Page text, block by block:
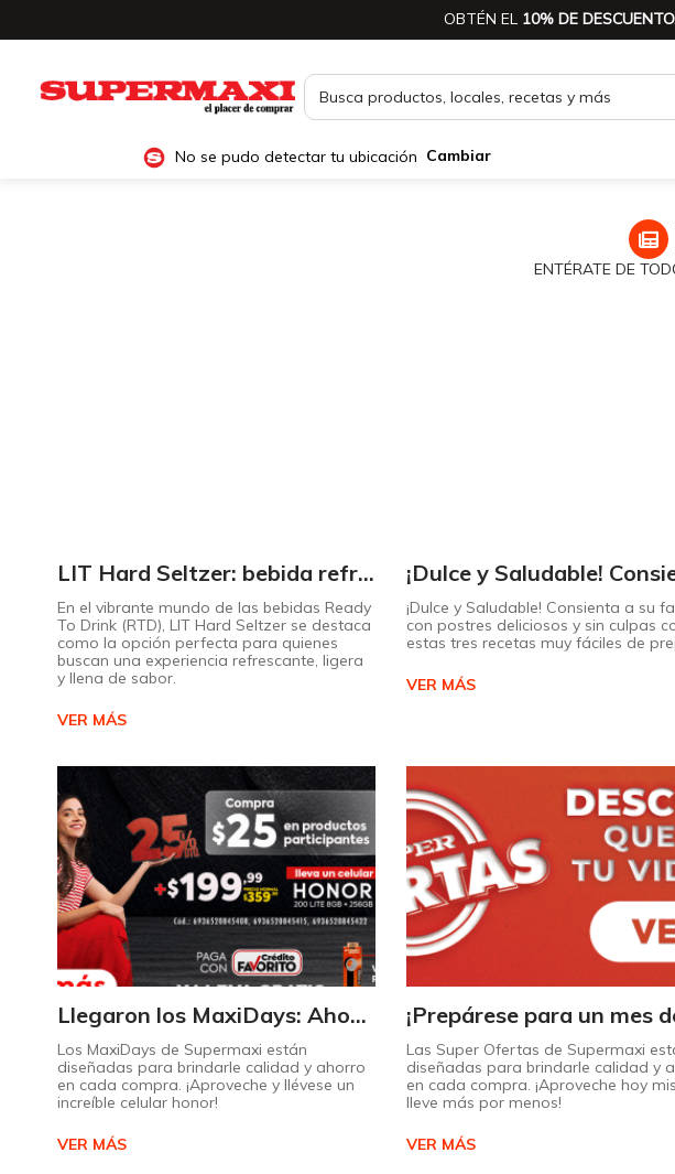
OBTÉN EL 10% DE
No se pudo detectar tu ubicación Cambiar
ENTÉRATE DE
LIT Hard Seltzer: bebida refrescante y ligera para disfrutar de este verano
En el vibrante mundo de las bebidas Ready
To Drink (RTD), LIT Hard Seltzer se destaca
como la opción perfecta para quienes
buscan una experiencia refrescante, ligera
y llena de sabor.
VER MÁS
¡Dulce y Saludable! Consienta a su
con postres deliciosos y sin culpas
estas tres recetas muy fáciles de
VER MÁS
Llegaron los MaxiDays: Ahorre en sus marcas favoritas
Los MaxiDays de Supermaxi están
diseñadas para brindarle calidad y ahorro
en cada compra. ¡Aproveche y llévese un
increíble celular honor!
VER MÁS
Las Super Ofertas de Supermaxi
diseñadas para brindarle calidad y
en cada compra. ¡Aproveche hoy
lleve más por menos!
VER MÁS